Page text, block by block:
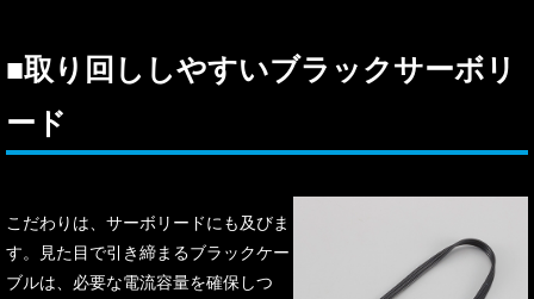
■取り回ししやすいブラックサーボリ
ード
こだわりは、サーボリードにも及びま
す。見た目で引き締まるブラックケー
ブルは、必要な電流容量を確保しつ